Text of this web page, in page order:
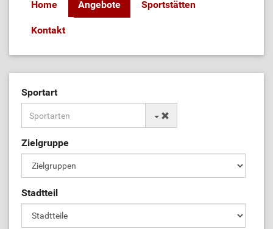
Home Angebote Sportstätten
Kontakt
Sportart
Zielgruppe
Stadtteil